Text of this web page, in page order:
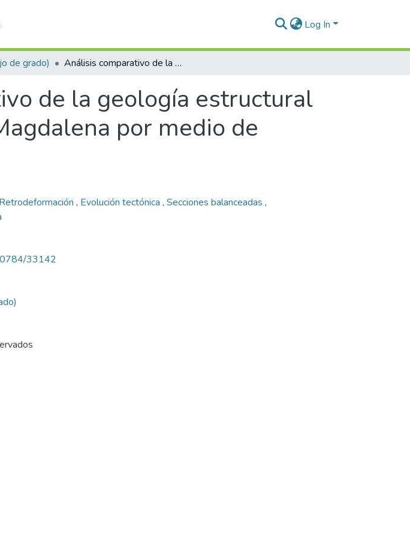
Log In
de grado) Análisis comparativo de la geología estructural en la cuenca Valle Medio del Magdalena por medio de secciones restauradas
de la geología estructural
por medio de
Retrodeformación , Evolución tectónica , Secciones balanceadas ,
33142